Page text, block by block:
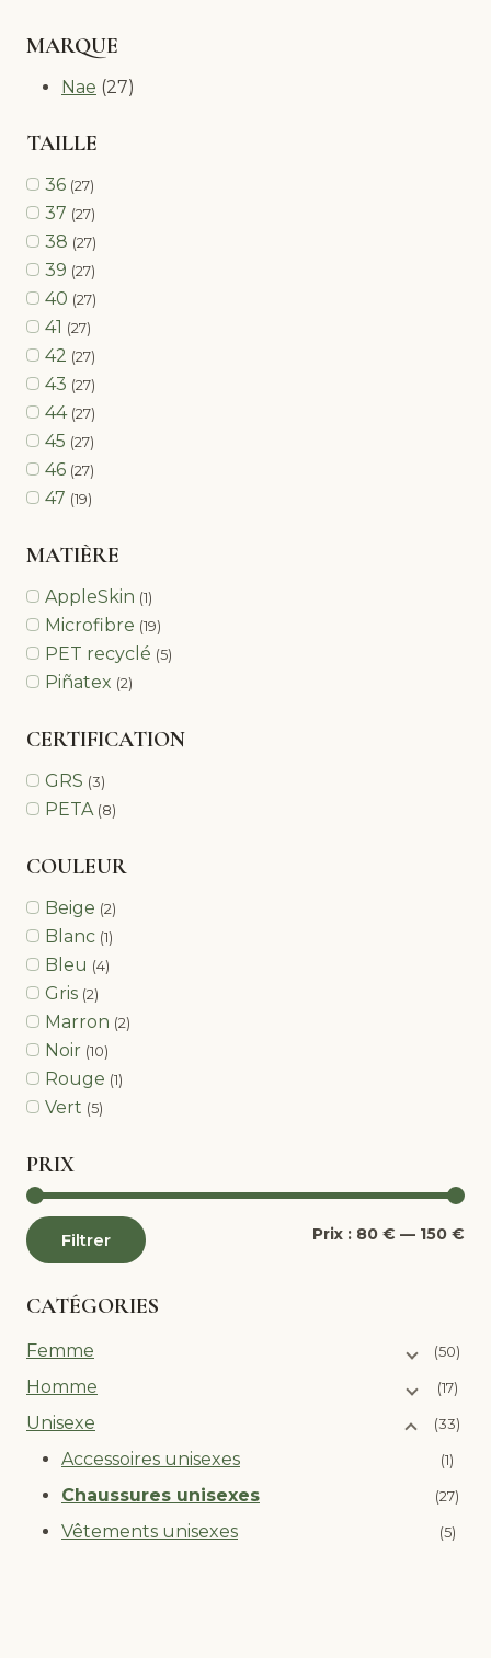
MARQUE
Nae (27)
TAILLE
36 (27)
37 (27)
38 (27)
39 (27)
40 (27)
41 (27)
42 (27)
43 (27)
44 (27)
45 (27)
46 (27)
47 (19)
MATIÈRE
AppleSkin (1)
Microfibre (19)
PET recyclé (5)
Piñatex (2)
CERTIFICATION
GRS (3)
PETA (8)
COULEUR
Beige (2)
Blanc (1)
Bleu (4)
Gris (2)
Marron (2)
Noir (10)
Rouge (1)
Vert (5)
PRIX
Filtrer Prix : 80 € — 150 €
CATÉGORIES
Femme (50)
Homme (17)
Unisexe (33)
Accessoires unisexes (1)
Chaussures unisexes (27)
Vêtements unisexes (5)